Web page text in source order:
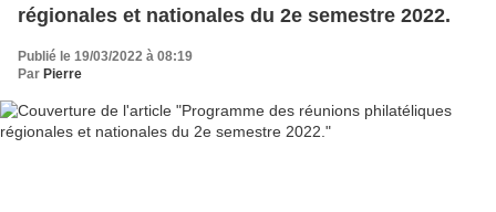
régionales et nationales du 2e semestre 2022.
Publié le 19/03/2022 à 08:19
Par Pierre